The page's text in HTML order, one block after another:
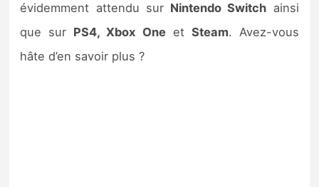
évidemment attendu sur Nintendo Switch ainsi
que sur PS4, Xbox Oneet Steam. Avez-vous
hâte d’en savoir plus ?